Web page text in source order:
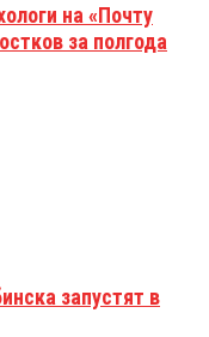
на «Почту
за полгода
запустят в